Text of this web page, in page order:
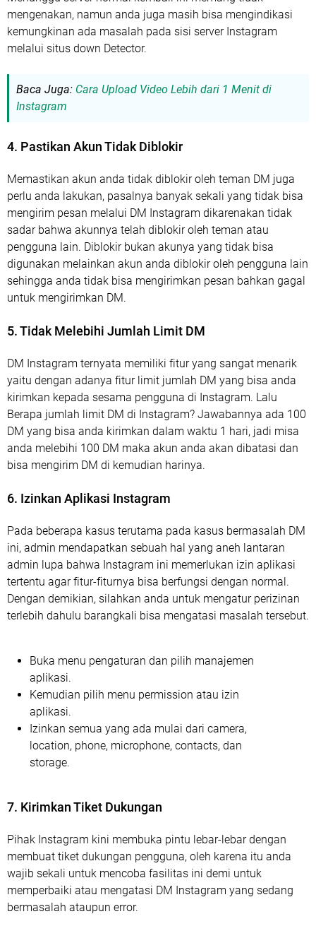
mengenakan, namun anda juga masih bisa mengindikasi
kemungkinan ada masalah pada sisi server Instagram
melalui situs down Detector.
Baca Juga: Cara Upload Video Lebih dari 1 Menit di
Instagram
4. Pastikan Akun Tidak Diblokir
Memastikan akun anda tidak diblokir oleh teman DM juga
perlu anda lakukan, pasalnya banyak sekali yang tidak bisa
mengirim pesan melalui DM Instagram dikarenakan tidak
sadar bahwa akunnya telah diblokir oleh teman atau
pengguna lain. Diblokir bukan akunya yang tidak bisa
digunakan melainkan akun anda diblokir oleh pengguna lain
sehingga anda tidak bisa mengirimkan pesan bahkan gagal
untuk mengirimkan DM.
5. Tidak Melebihi Jumlah Limit DM
DM Instagram ternyata memiliki fitur yang sangat menarik
yaitu dengan adanya fitur limit jumlah DM yang bisa anda
kirimkan kepada sesama pengguna di Instagram. Lalu
Berapa jumlah limit DM di Instagram? Jawabannya ada 100
DM yang bisa anda kirimkan dalam waktu 1 hari, jadi misa
anda melebihi 100 DM maka akun anda akan dibatasi dan
bisa mengirim DM di kemudian harinya.
6. Izinkan Aplikasi Instagram
Pada beberapa kasus terutama pada kasus bermasalah DM
ini, admin mendapatkan sebuah hal yang aneh lantaran
admin lupa bahwa Instagram ini memerlukan izin aplikasi
tertentu agar fitur-fiturnya bisa berfungsi dengan normal.
Dengan demikian, silahkan anda untuk mengatur perizinan
terlebih dahulu barangkali bisa mengatasi masalah tersebut.
Buka menu pengaturan dan pilih manajemen
aplikasi.
Kemudian pilih menu permission atau izin
aplikasi.
Izinkan semua yang ada mulai dari camera,
location, phone, microphone, contacts, dan
storage.
7. Kirimkan Tiket Dukungan
Pihak Instagram kini membuka pintu lebar-lebar dengan
membuat tiket dukungan pengguna, oleh karena itu anda
wajib sekali untuk mencoba fasilitas ini demi untuk
memperbaiki atau mengatasi DM Instagram yang sedang
bermasalah ataupun error.